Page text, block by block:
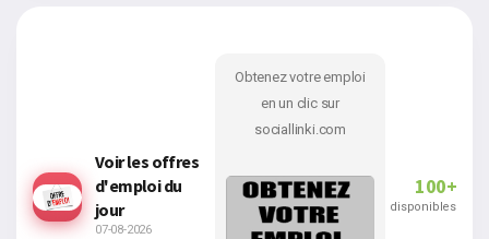
Voir les offres
d'emploi du
jour
07-08-2026
Obtenez votre emploi
en un clic sur
sociallinki.com
100+
disponibles